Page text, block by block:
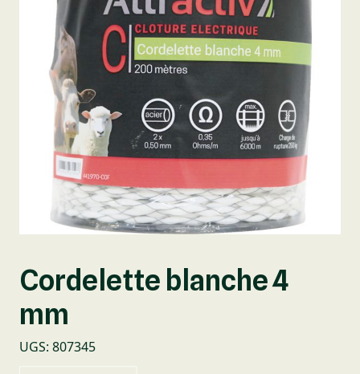
Cordelette blanche 4
mm
UGS: 807345